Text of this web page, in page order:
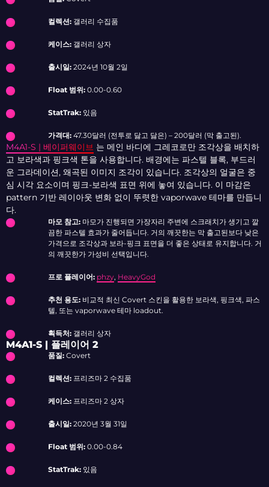
컬렉션: 갤러리 수집품
케이스: 갤러리 상자
출시일: 2024년 10월 2일
Float 범위: 0.00-0.60
StatTrak: 있음
가격대: 47.30달러 (전투로 닳고 닳은) – 200달러 (막 출고된).
M4A1-S | 베이퍼웨이브 는 메인 바디에 그레코로만 조각상을 배치하
고 보라색과 핑크색 톤을 사용합니다. 배경에는 파스텔 블록, 부드러
운 그라데이션, 왜곡된 이미지 조각이 있습니다. 조각상의 얼굴은 중
심 시각 요소이며 핑크-보라색 표면 위에 놓여 있습니다. 이 마감은
pattern 기반 레이아웃 변화 없이 뚜렷한 vaporwave 테마를 만듭니
다.
마모 참고: 마모가 진행되면 가장자리 주변에 스크래치가 생기고 깔
끔한 파스텔 효과가 줄어듭니다. 거의 깨끗한는 막 출고된보다 낮은
가격으로 조각상과 보라-핑크 표면을 더 좋은 상태로 유지합니다. 거
의 깨끗한가 가성비 선택입니다.
프로 플레이어: phzy, HeavyGod
추천 용도: 비교적 최신 Covert 스킨을 활용한 보라색, 핑크색, 파스
텔, 또는 vaporwave 테마 loadout.
획득처: 갤러리 상자
M4A1-S | 플레이어 2
품질: Covert
컬렉션: 프리즈마 2 수집품
케이스: 프리즈마 2 상자
출시일: 2020년 3월 31일
Float 범위: 0.00-0.84
StatTrak: 있음